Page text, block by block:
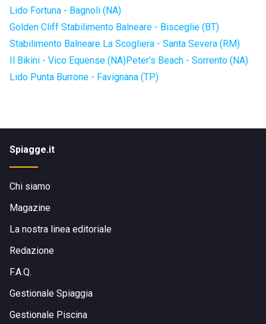
Lido Fortuna - Bagnoli (NA)
Golden Cliff Stabilimento Balneare - Bisceglie (BT)
Stabilimento Balneare La Scogliera - Santa Severa (RM)
Il Bikini - Vico Equense (NA)Peter's Beach - Sorrento (NA)
Lido Punta Burrone - Favignana (TP)
Spiagge.it
Chi siamo
Magazine
La nostra linea editoriale
Redazione
F.A.Q.
Gestionale Spiaggia
Gestionale Piscina